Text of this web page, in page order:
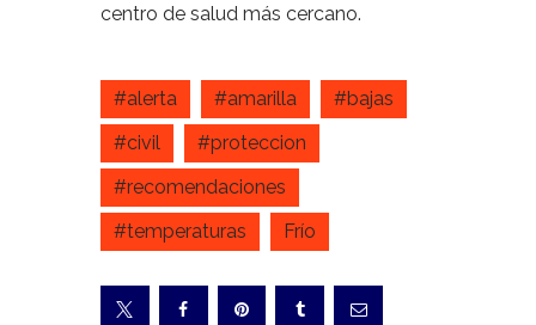
centro de salud más cercano.
#alerta #amarilla
#bajas
#civil
#proteccion
#recomendaciones
#temperaturas
Frío